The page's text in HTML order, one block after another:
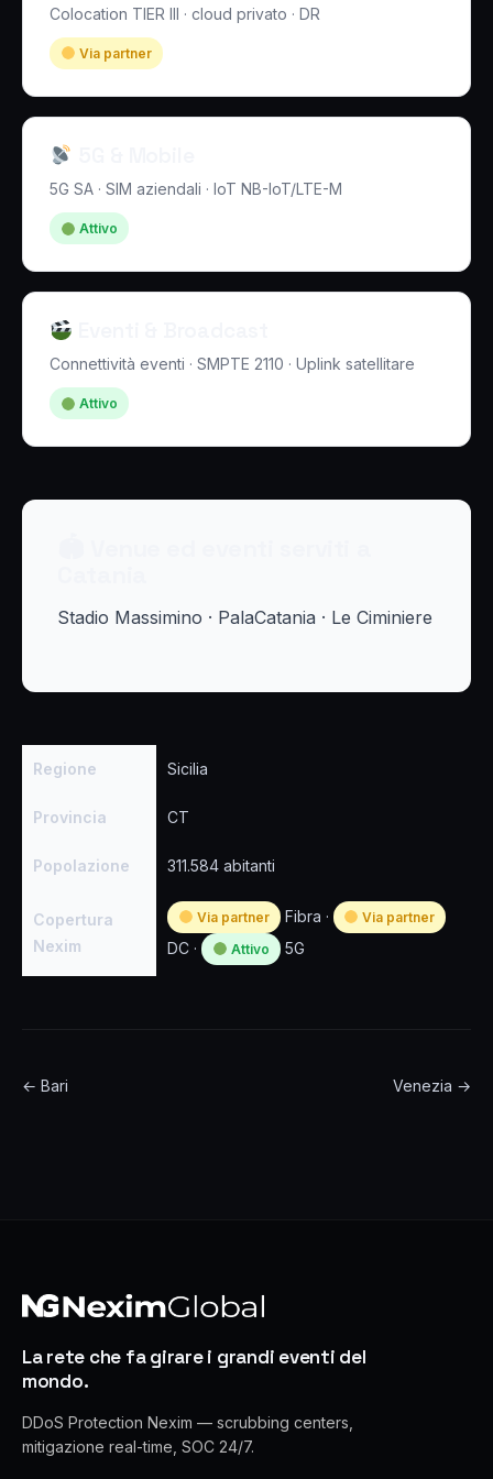
Colocation TIER III · cloud privato · DR
Via partner
5G SA · SIM aziendali · IoT NB-IoT/LTE-M
Attivo
Connettività eventi · SMPTE 2110 · Uplink satellitare
Attivo
Stadio Massimino · PalaCatania · Le Ciminiere
Regione Sicilia
Provincia CT
Popolazione 311.584 abitanti
Copertura
Nexim
Via partner Fibra · Via partner
DC · Attivo 5G
← Bari Venezia →
La rete che fa girare i grandi eventi del
mondo.
DDoS Protection Nexim — scrubbing centers,
mitigazione real-time, SOC 24/7.